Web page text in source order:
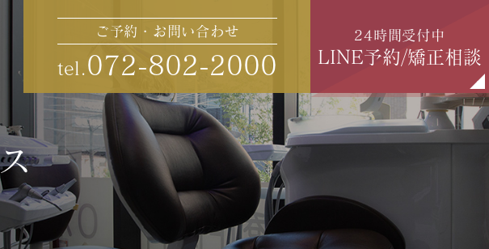
ご予約・お問い合わせ
tel. 072-802-2000
24時間受付中
LINE予約/矯正相談